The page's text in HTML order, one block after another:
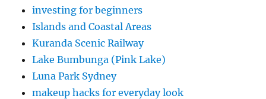
investing for beginners
Islands and Coastal Areas
Kuranda Scenic Railway
Lake Bumbunga (Pink Lake)
Luna Park Sydney
makeup hacks for everyday look